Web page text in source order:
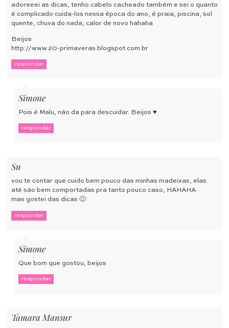
adoreeei as dicas, tenho cabelo cacheado também e sei o quanto
é complicado cuida-los nessa época do ano, é praia, piscina, sol
quente, chuva do nada, calor de novo hahaha
Beijos
http://www.20-primaveras.blogspot.com.br
responder
Simone
Pois é Malu, não da para descuidar. Beijos ♥
responder
Su
vou te contar que cuido bem pouco das minhas madeixas, elas
até são bem comportadas pra tanto pouco caso, HAHAHA
mas gostei das dicas 🙂
responder
Simone
Que bom que gostou, beijos
responder
Tamara Mansur